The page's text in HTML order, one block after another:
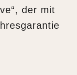
der mit